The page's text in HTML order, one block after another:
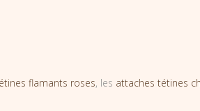
flamants roses, les attaches tétines